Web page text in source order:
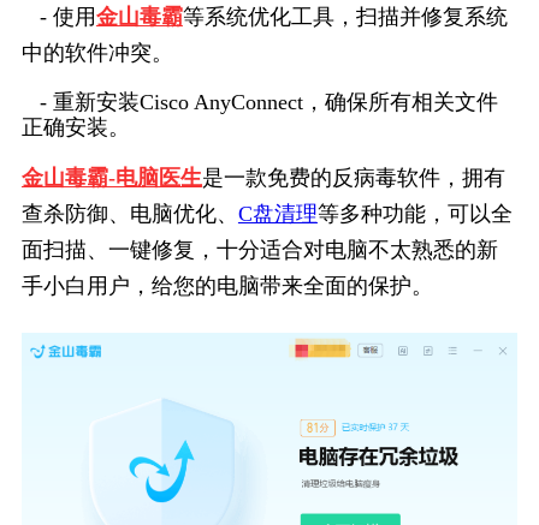
- 使用金山毒霸等系统优化工具，扫描并修复系统
中的软件冲突。
- 重新安装Cisco AnyConnect，确保所有相关文件
正确安装。
金山毒霸-电脑医生是一款免费的反病毒软件，拥有
查杀防御、电脑优化、 C盘清理等多种功能，可以全
面扫描、一键修复，十分适合对电脑不太熟悉的新
手小白用户，给您的电脑带来全面的保护。